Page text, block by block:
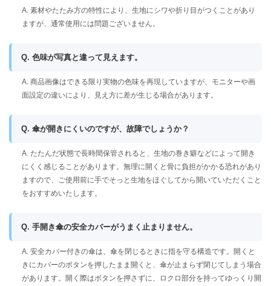
A. 素材やたたみ方の特性により、生地にシワや折り目がつくことがあり
ますが、通常使用には問題ございません。
Q. 色味が写真と違って見えます。
A. 商品画像はできる限り実物の色味を再現していますが、モニターや画
面設定の違いにより、見え方に差が生じる場合があります。
Q. 傘が開きにくいのですが、故障でしょうか？
A. たたんだ状態で長時間保管されると、生地の巻き癖などによって開き
にくく感じることがあります。無理に開くと骨に負担がかかる恐れがあり
ますので、ご使用前に手でそっと生地をほぐしてから開いていただくこと
をおすすめいたします。
Q. 手開き傘の安全カバーがうまく止まりません。
A. 安全カバー付きの傘は、傘を閉じるときに指を守る構造です。開くと
きにカバーのボタンを押したまま開くと、傘が止まらず閉じてしまう場合
があります。開く際はボタンを押さずに、ロクロ部分を持ってゆっくり開